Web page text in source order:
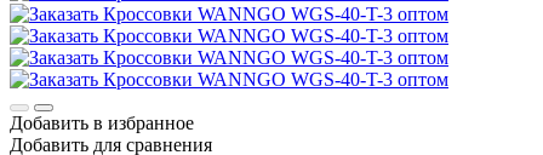
Добавить в избранное
Добавить для сравнения